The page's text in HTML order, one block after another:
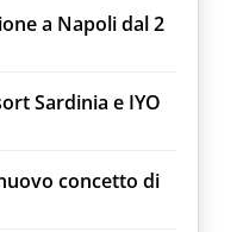
a Napoli dal 2
Sardinia e IYO
concetto di